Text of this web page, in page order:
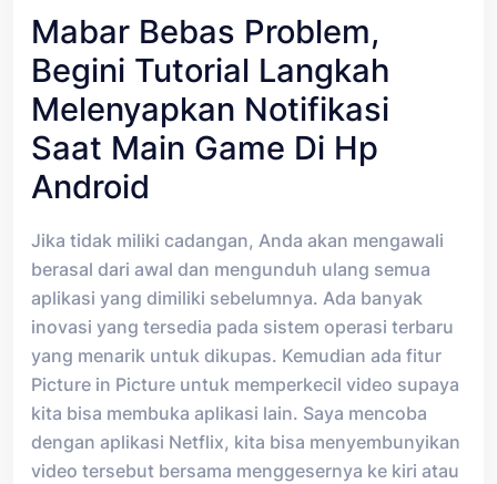
Mabar Bebas Problem,
Begini Tutorial Langkah
Melenyapkan Notifikasi
Saat Main Game Di Hp
Android
Jika tidak miliki cadangan, Anda akan mengawali
berasal dari awal dan mengunduh ulang semua
aplikasi yang dimiliki sebelumnya. Ada banyak
inovasi yang tersedia pada sistem operasi terbaru
yang menarik untuk dikupas. Kemudian ada fitur
Picture in Picture untuk memperkecil video supaya
kita bisa membuka aplikasi lain. Saya mencoba
dengan aplikasi Netflix, kita bisa menyembunyikan
video tersebut bersama menggesernya ke kiri atau